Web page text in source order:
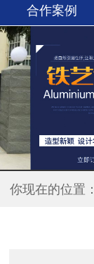
合作案例
你现在的位置